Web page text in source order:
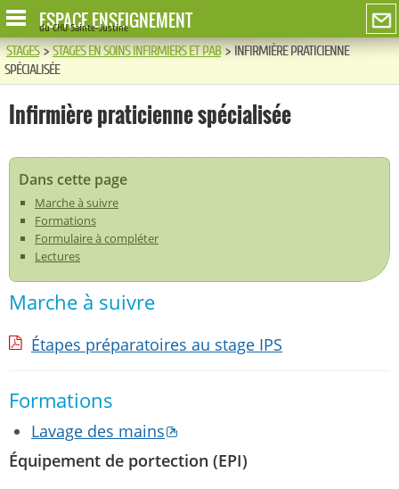
ESPACE ENSEIGNEMENT
du CHU Sainte-Justine
STAGES>STAGES EN SOINS INFIRMIERS ET PAB>INFIRMIÈRE PRATICIENNE
SPÉCIALISÉE
Infirmière praticienne spécialisée
Dans cette page
Marche à suivre
Formations
Formulaire à compléter
Lectures
Marche à suivre
Étapes préparatoires au stage IPS
Formations
Lavage des mains
Équipement de portection (EPI)